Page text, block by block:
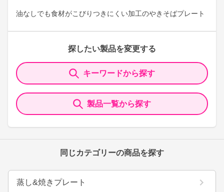
油なしでも食材がこびりつきにくい加工のやきそばプレート
探したい製品を変更する
キーワードから探す
製品一覧から探す
同じカテゴリーの商品を探す
蒸し&焼きプレート